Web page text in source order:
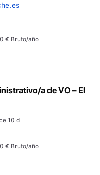
€ Bruto/año
a de VO – El
10 d
€ Bruto/año